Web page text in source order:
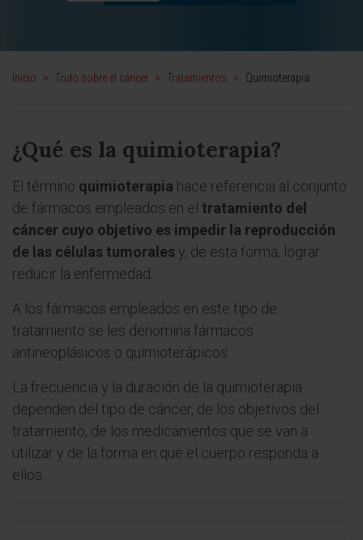
Inicio > Todo sobre el cáncer > Tratamientos > Quimioterapia
¿Qué es la quimioterapia?
El término quimioterapia hace referencia al conjunto
de fármacos empleados en el tratamiento del
cáncer cuyo objetivo es impedir la reproducción
de las células tumorales y, de esta forma, lograr
reducir la enfermedad.
A los fármacos empleados en este tipo de
tratamiento se les denomina fármacos
antineoplásicos o quimioterápicos.
La frecuencia y la duración de la quimioterapia
dependen del tipo de cáncer, de los objetivos del
tratamiento, de los medicamentos que se van a
utilizar y de la forma en que el cuerpo responda a
ellos.